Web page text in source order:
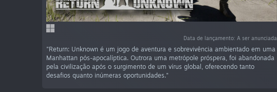
Data de lançamento: A ser anunciada
"Return: Unknown é um jogo de aventura e sobrevivência ambientado em uma
Manhattan pós-apocalíptica. Outrora uma metrópole próspera, foi abandonada
pela civilização após o surgimento de um vírus global, oferecendo tanto
desafios quanto inúmeras oportunidades."